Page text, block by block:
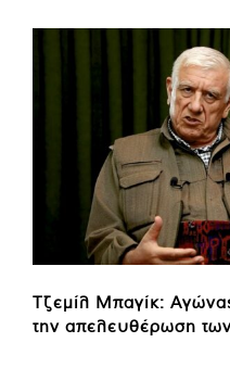
Τζεμίλ Μπαγίκ:
την απελευθέρωση